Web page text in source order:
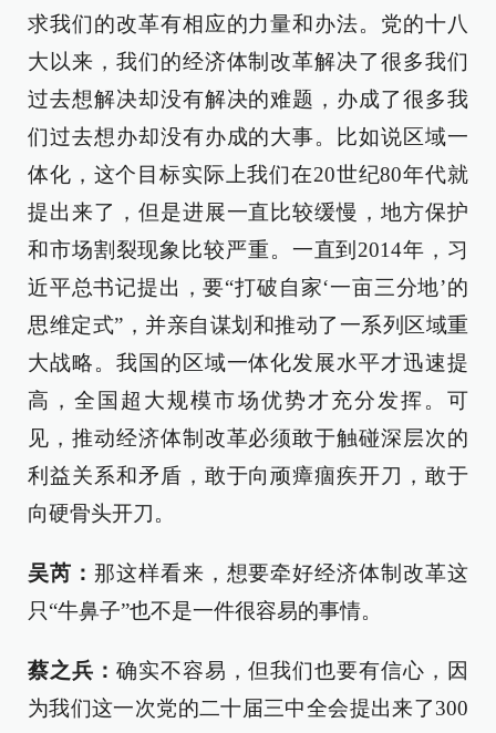
求我们的改革有相应的力量和办法。党的十八
大以来，我们的经济体制改革解决了很多我们
过去想解决却没有解决的难题，办成了很多我
们过去想办却没有办成的大事。比如说区域一
体化，这个目标实际上我们在20世纪80年代就
提出来了，但是进展一直比较缓慢，地方保护
和市场割裂现象比较严重。一直到2014年，习
近平总书记提出，要“打破自家‘一亩三分地’的
思维定式”，并亲自谋划和推动了一系列区域重
大战略。我国的区域一体化发展水平才迅速提
高，全国超大规模市场优势才充分发挥。可
见，推动经济体制改革必须敢于触碰深层次的
利益关系和矛盾，敢于向顽瘴痼疾开刀，敢于
向硬骨头开刀。
吴芮： 那这样看来，想要牵好经济体制改革这
只“牛鼻子”也不是一件很容易的事情。
蔡之兵： 确实不容易，但我们也要有信心，因
为我们这一次党的二十届三中全会提出来了300